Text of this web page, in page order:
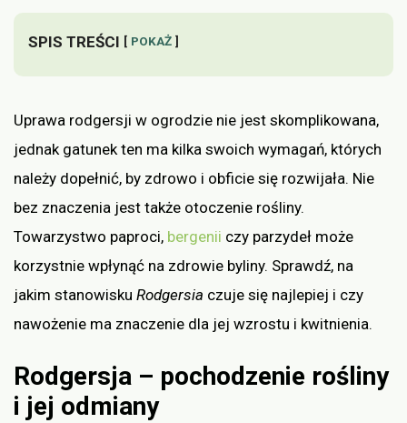
SPIS TREŚCI POKAŻ
Uprawa rodgersji w ogrodzie nie jest skomplikowana,
jednak gatunek ten ma kilka swoich wymagań, których
należy dopełnić, by zdrowo i obficie się rozwijała. Nie
bez znaczenia jest także otoczenie rośliny.
Towarzystwo paproci, bergenii czy parzydeł może
korzystnie wpłynąć na zdrowie byliny. Sprawdź, na
jakim stanowisku Rodgersia czuje się najlepiej i czy
nawożenie ma znaczenie dla jej wzrostu i kwitnienia.
Rodgersja – pochodzenie rośliny
i jej odmiany